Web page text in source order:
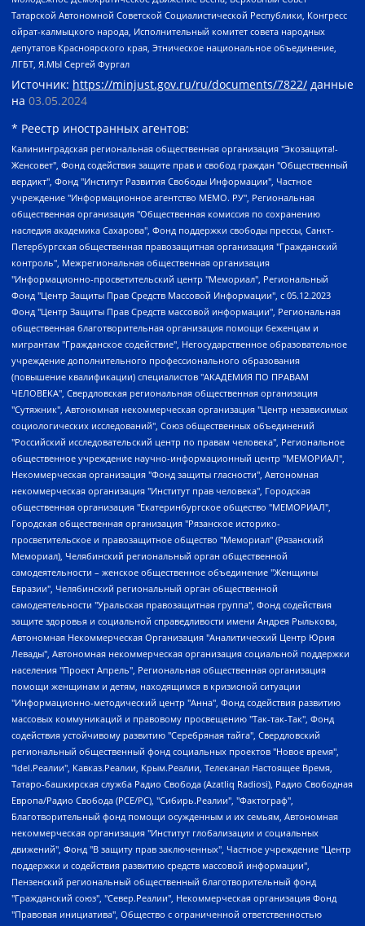
Татарской Автономной Советской Социалистической Республики, Конгресс
ойрат-калмыцкого народа, Исполнительный комитет совета народных
депутатов Красноярского края, Этническое национальное объединение,
ЛГБТ, Я.МЫ Сергей Фургал
Источник: https://minjust.gov.ru/ru/documents/7822/ данные
на 03.05.2024
* Реестр иностранных агентов:
Калининградская региональная общественная организация "Экозащита!-Женсовет", Фонд содействия защите прав и свобод граждан "Общественный вердикт", Фонд "Институт Развития Свободы Информации", Частное учреждение "Информационное агентство МЕМО. РУ", Региональная общественная организация "Общественная комиссия по сохранению наследия академика Сахарова", Фонд поддержки свободы прессы, Санкт-Петербургская общественная правозащитная организация "Гражданский контроль", Межрегиональная общественная организация "Информационно-просветительский центр "Мемориал", Региональный Фонд "Центр Защиты Прав Средств Массовой Информации", с 05.12.2023 Фонд "Центр Защиты Прав Средств массовой информации", Региональная общественная благотворительная организация помощи беженцам и мигрантам "Гражданское содействие", Негосударственное образовательное учреждение дополнительного профессионального образования (повышение квалификации) специалистов "АКАДЕМИЯ ПО ПРАВАМ ЧЕЛОВЕКА", Свердловская региональная общественная организация "Сутяжник", Автономная некоммерческая организация "Центр независимых социологических исследований", Союз общественных объединений "Российский исследовательский центр по правам человека", Региональное общественное учреждение научно-информационный центр "МЕМОРИАЛ", Некоммерческая организация "Фонд защиты гласности", Автономная некоммерческая организация "Институт прав человека", Городская общественная организация "Екатеринбургское общество "МЕМОРИАЛ", Городская общественная организация "Рязанское историко-просветительское и правозащитное общество "Мемориал" (Рязанский Мемориал), Челябинский региональный орган общественной самодеятельности – женское общественное объединение "Женщины Евразии", Челябинский региональный орган общественной самодеятельности "Уральская правозащитная группа", Фонд содействия защите здоровья и социальной справедливости имени Андрея Рылькова, Автономная Некоммерческая Организация "Аналитический Центр Юрия Левады", Автономная некоммерческая организация социальной поддержки населения "Проект Апрель", Региональная общественная организация помощи женщинам и детям, находящимся в кризисной ситуации "Информационно-методический центр "Анна", Фонд содействия развитию массовых коммуникаций и правовому просвещению "Так-так-Так", Фонд содействия устойчивому развитию "Серебряная тайга", Свердловский региональный общественный фонд социальных проектов "Новое время", "Idel.Реалии", Кавказ.Реалии, Крым.Реалии, Телеканал Настоящее Время, Татаро-башкирская служба Радио Свобода (Azatliq Radiosi), Радио Свободная Европа/Радио Свобода (PCE/PC), "Сибирь.Реалии", "Фактограф", Благотворительный фонд помощи осужденным и их семьям, Автономная некоммерческая организация "Институт глобализации и социальных движений", Фонд "В защиту прав заключенных", Частное учреждение "Центр поддержки и содействия развитию средств массовой информации", Пензенский региональный общественный благотворительный фонд "Гражданский союз", "Север.Реалии", Некоммерческая организация Фонд "Правовая инициатива", Общество с ограниченной ответственностью "Радио Свободная Европа/Радио Свобода", Чешское информационное агентство "MEDIUM-ORIENT", Красноярская региональная общественная организация "Мы против СПИДа", Камалягин Денис Николаевич, Маркелов Сергей Евгеньевич, Пономарев Лев Александрович, Савицкая Людмила Алексеевна, Автономная некоммерческая организация "Центр по работе с проблемой насилия "НАСИЛИЮ.НЕТ", Межрегиональный профессиональный союз работников здравоохранения "Альянс врачей", Юридическое лицо, зарегистрированное в Латвийской Республике, SIA "Medusa Project" (регистрационный номер 40103797863, дата регистрации 10.06.2014), Некоммерческая организация "Фонд по борьбе с коррупцией", Автономная некоммерческая организация "Институт права и публичной политики", Баданин Роман Сергеевич, Гликин Максим Александрович, Железнова Мария Михайловна, Лукьянова Юлия Сергеевна, Маетная Елизавета Витальевна, Маняхин Петр Борисович, Чуракова Ольга Владимировна, Ярош Юлия Петровна, Юридическое лицо "The Insider SIA", зарегистрированное в Риге, Латвийская Республика (дата регистрации 26.06.2015), являющееся администратором доменного имени интернет-издания "The Insider SIA", https://theins.ru, Постернак Алексей Евгеньевич, Рубин Михаил Аркадьевич, Анин Роман Александрович, Юридическое лицо Istories fonds, зарегистрированное в Латвийской Республике (регистрационный номер 50008295751, дата регистрации 24.02.2020), Великовский Дмитрий Александрович, Долинина Ирина Николаевна, Мароховская Алеся Алексеевна, Шлейнов Роман Юрьевич, Шмагун Олеся Валентиновна, Общество с ограниченной ответственностью "Альтаир 2021", Общество с ограниченной ответственностью "Вега 2021", Общество с ограниченной ответственностью "Главный редактор 2021", Общество с ограниченной ответственностью "Ромашки монолит", Важенков Артем Валерьевич, Ивановская областная общественная организация "Центр гендерных исследований", Гурман Юрий Альбертович, Медиапроект "ОВД-Инфо", Егоров Владимир Владимирович, Жилинский Владимир Александрович, Общество с ограниченной ответственностью "ЗП", Иванова София Юрьевна, Карезина Инна Павловна, Кильтау Екатерина Викторовна, Петров Алексей Викторович, Пискунов Сергей Евгеньевич, Смирнов Сергей Сергеевич, Тихонов Михаил Сергеевич, Общество с ограниченной ответственностью "ЖУРНАЛИСТ-ИНОСТРАННЫЙ АГЕНТ", Арапова Галина Юрьевна, Вольтская Татьяна Анатольевна, Американская компания "Mason G.E.S. Anonymous Foundation" (США), являющаяся владельцем интернет-издания https://mnews.world/, Компания "Stichting Bellingcat", зарегистрированная в Нидерландах (дата регистрации 11.07.2018), Захаров Андрей Вячеславович, Клепиковская Екатерина Дмитриевна, Общество с ограниченной ответственностью "МЕМО", Перл Роман Александрович, Симонов Евгений Алексеевич, Соловьева Елена Анатольевна, Сотников Даниил Владимирович, Сурначева Елизавета Дмитриевна, Автономная некоммерческая организация по защите прав человека и информированию населения "Якутия – Наше Мнение", Общество с ограниченной ответственностью "Москоу диджитал медиа", с 26.01.2023 Общество с ограниченной ответственностью "Чайка Белые сады", Ветошкина Валерия Валерьевна, Заговора Максим Александрович, Межрегиональное общественное движение "Российская ЛГБТ - сеть", Оленичев Максим Владимирович, Павлов Иван Юрьевич, Скворцова Елена Сергеевна, Общество с ограниченной ответственностью "Как бы инагент", Кочетков Игорь Викторович, Общество с ограниченной ответственностью "Честные выборы", Еланчик Олег Александрович, Общество с ограниченной ответственностью "Нобелевский призыв", Гималова Регина Эмилевна, Григорьев Андрей Валерьевич, Григорьева Алина Александровна, Ассоциация по содействию защите прав призывников, альтернативнослужащих и военнослужащих "Правозащитная группа "Гражданин.Армия.Право", Хисамова Регина Фаритовна, Автономная некоммерческая организация по реализации социально-правовых программ "Лилит", Дальневосточное общественное движение "Маяк", Санкт-Петербургская ЛГБТ-инициативная группа "Выход", Инициативная группа ЛГБТ+ "Реверс", Алексеев Андрей Викторович, Бекбулатова Таисия Львовна, Беляев Иван Михайлович, Владыкина Елена Сергеевна, Гельман Марат Александрович, Никульшина Вероника Юрьевна, Толоконникова Надежда Андреевна, Шендерович Виктор Анатольевич, Общество с ограниченной ответственностью "Данное сообщение", Общество с ограниченной ответственностью Издательский дом "Новая глава", Айнбиндер Александра Александровна, Московский комьюнити-центр для ЛГБТ+инициатив, Благотворительный фонд развития филантропии, Deutsche Welle (Германия, Kurt-Schumacher-Strasse 3, 53113 Bonn), Борзунова Мария Михайловна, Воробьев Виктор Викторович, Голубева Анна Львовна, Константинова Алла Михайловна, Малкова Ирина Владимировна, Мурадов Мурад Абдулгалимович, Осетинская Елизавета Николаевна, Понасенков Евгений Николаевич, Ганапольский Матвей Юрьевич, Киселев Евгений Алексеевич, Борухович Ирина Григорьевна, Дремин Иван Тимофеевич, Дубровский Дмитрий Викторович, Красноярская региональная общественная организация поддержки и развития альтернативных образовательных технологий и межкультурных коммуникаций "ИНТЕРРА", Маяковская Екатерина Алексеевна, Фейгин Марк Захарович, Филимонов Андрей Викторович, Дзугкоева Регина Николаевна, Доброхотов Роман Александрович, Дудь Юрий Александрович, Елкин Сергей Владимирович, Кругликов Кирилл Игоревич, Сабунаева Мария Леонидовна, Семенов Алексей Владимирович, Шаинян Карен Багратович, Шульман Екатерина Михайловна, Асафьев Артур Валерьевич, Вахштайн Виктор Семенович, Венедиктов Алексей Алексеевич, Лушникова Екатерина Евгеньевна, Волков Леонид Михайлович, Невзоров Александр Глебович, Пархоменко Сергей Борисович, Сироткин Ярослав Николаевич, Кара-Мурза Владимир Владимирович, Баранова Наталья Владимировна, Гозман Леонид Яковлевич, Кагарлицкий Борис Юльевич, Климарев Михаил Валерьевич, Милов Владимир Станиславович, Автономная некоммерческая организация Краснодарский центр современного искусства "Типография", Моргенштерн Алишер Тагирович, Соболь Любовь Эдуардовна, Общество с ограниченной ответственностью "ЛИЗА НОРМ", Каспаров Гарри Кимович, Ходорковский Михаил Борисович, Общество с ограниченной ответственностью "Апрельские тезисы", Данилович Ирина Брониславовна, Кашин Олег Владимирович, Петров Николай Владимирович, Пивоваров Алексей Владимирович, Соколов Михаил Владимирович, Цветкова Юлия Владимировна, Чичваркин Евгений Александрович, Комитет против пыток/Команда против пыток, Общество с ограниченной ответственностью "Первый научный", Общество с ограниченной ответственностью "Вертолет и ко", Белоцерковская Вероника Борисовна, Кац Максим Евгеньевич, Лазарева Татьяна Юрьевна, Шаведдинов Руслан Табризович, Яшин Илья Валерьевич, Общество с ограниченной ответственностью "Иноагент ААВ", Алешковский Дмитрий Петрович, Альбац Евгения Марковна, Быков Дмитрий Львович, Галямина Юлия Евгеньевна, Лойко Сергей Леонидович, Мартынов Кирилл Константинович, Медведев Сергей Александрович, Крашенинников Федор Геннадиевич, Гордеева Катерина Вл